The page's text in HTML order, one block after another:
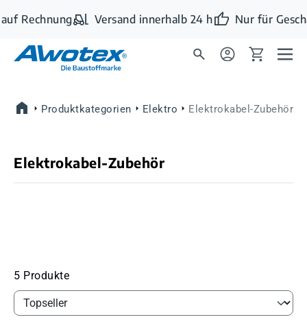
Zum Hauptinhalt springen
Rechnung Versand innerhalb 24 h Nur für
Produktkategorien Elektro Elektrokabel-Zubehör
Elektrokabel-Zubehör
5 Produkte